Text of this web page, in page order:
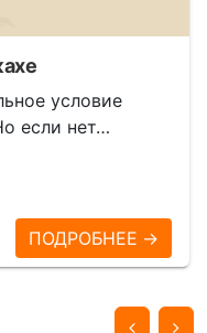
условие
если нет…
ПОДРОБНЕЕ →